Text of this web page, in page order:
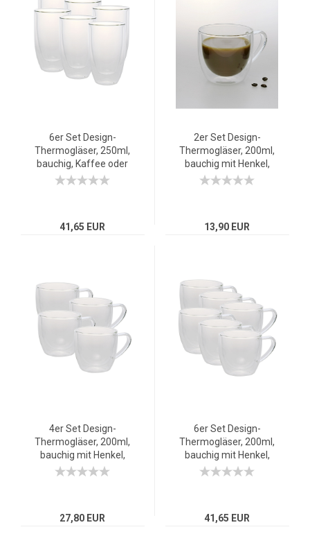
6er Set Design-
Thermogläser, 250ml,
bauchig, Kaffee oder
Tee, doppelwandiges
41,65 EUR
2er Set Design-
Thermogläser, 200ml,
bauchig mit Henkel,
Kaffee oder Tee,
13,90 EUR
4er Set Design-
Thermogläser, 200ml,
bauchig mit Henkel,
Kaffee oder Tee,
27,80 EUR
6er Set Design-
Thermogläser, 200ml,
bauchig mit Henkel,
Kaffee oder Tee,
41,65 EUR